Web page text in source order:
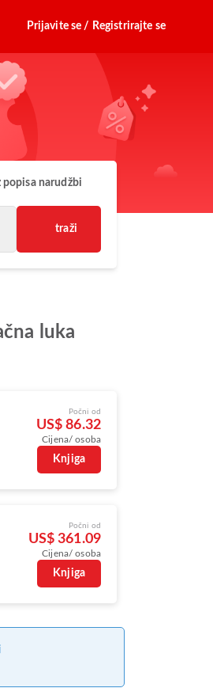
Prijavite se / Registrirajte se
popisa narudžbi
traži
luka
Počni od
US$ 86.32
Cijena/ osoba
Knjiga
Počni od
US$ 361.09
Cijena/ osoba
Knjiga